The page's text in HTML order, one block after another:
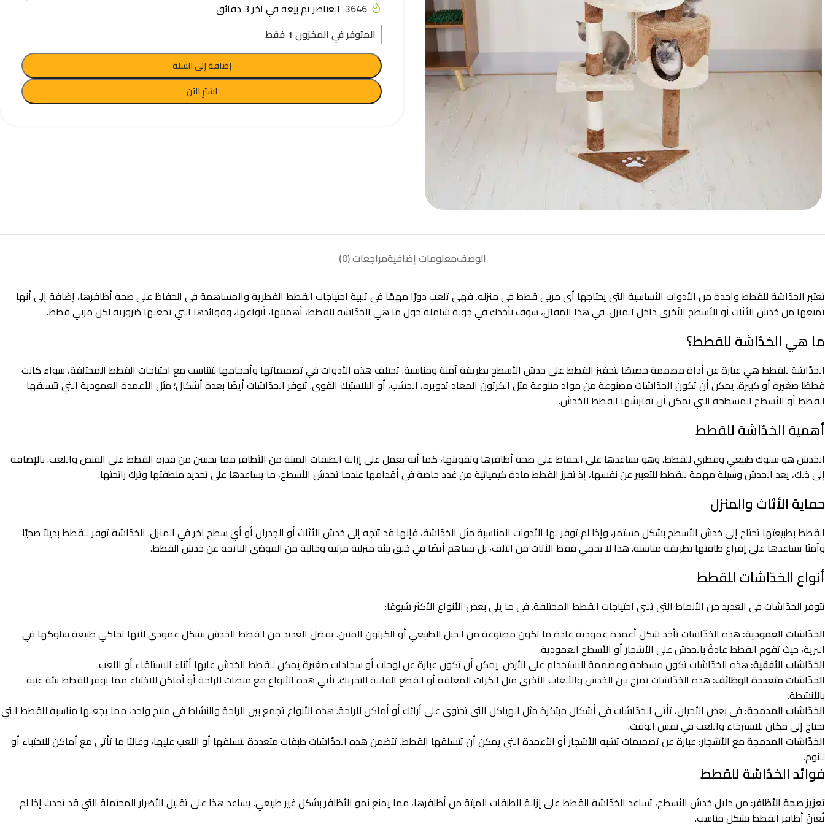
3646 العناصر تم بيعه في آخر 3 دقائق
المتوفر في المخزون 1 فقط
إضافة إلى السلة
اشترِ الآن
الوصفمعلومات إضافيةمراجعات (0)
تعتبر الخدّاشة للقطط واحدة من الأدوات الأساسية التي يحتاجها أي مربي قطط في منزله. فهي تلعب دورًا مهمًا في تلبية احتياجات القطط الفطرية والمساهمة في الحفاظ على صحة أظافرها، إضافة إلى أنها
تمنعها من خدش الأثاث أو الأسطح الأخرى داخل المنزل. في هذا المقال، سوف نأخذك في جولة شاملة حول ما هي الخدّاشة للقطط، أهميتها، أنواعها، وفوائدها التي تجعلها ضرورية لكل مربي قطط.
ما هي الخدّاشة للقطط؟
الخدّاشة للقطط هي عبارة عن أداة مصممة خصيصًا لتحفيز القطط على خدش الأسطح بطريقة آمنة ومناسبة. تختلف هذه الأدوات في تصميماتها وأحجامها لتتناسب مع احتياجات القطط المختلفة، سواء كانت
قططًا صغيرة أو كبيرة. يمكن أن تكون الخدّاشات مصنوعة من مواد متنوعة مثل الكرتون المعاد تدويره، الخشب، أو البلاستيك القوي. تتوفر الخدّاشات أيضًا بعدة أشكال؛ مثل الأعمدة العمودية التي تتسلقها
القطط أو الأسطح المسطحة التي يمكن أن تفترشها القطط للخدش.
أهمية الخدّاشة للقطط
الخدش هو سلوك طبيعي وفطري للقطط. وهو يساعدها على الحفاظ على صحة أظافرها وتقويتها، كما أنه يعمل على إزالة الطبقات الميتة من الأظافر مما يحسن من قدرة القطط على القنص واللعب. بالإضافة
إلى ذلك، يعد الخدش وسيلة مهمة للقطط للتعبير عن نفسها، إذ تفرز القطط مادة كيميائية من غدد خاصة في أقدامها عندما تخدش الأسطح، ما يساعدها على تحديد منطقتها وترك رائحتها.
حماية الأثاث والمنزل
القطط بطبيعتها تحتاج إلى خدش الأسطح بشكل مستمر، وإذا لم توفر لها الأدوات المناسبة مثل الخدّاشة، فإنها قد تتجه إلى خدش الأثاث أو الجدران أو أي سطح آخر في المنزل. الخدّاشة توفر للقطط بديلاً صحيًا
وآمنًا يساعدها على إفراغ طاقتها بطريقة مناسبة. هذا لا يحمي فقط الأثاث من التلف، بل يساهم أيضًا في خلق بيئة منزلية مرتبة وخالية من الفوضى الناتجة عن خدش القطط.
أنواع الخدّاشات للقطط
تتوفر الخدّاشات في العديد من الأنماط التي تلبي احتياجات القطط المختلفة. في ما يلي بعض الأنواع الأكثر شيوعًا:
الخدّاشات العمودية: هذه الخدّاشات تأخذ شكل أعمدة عمودية عادة ما تكون مصنوعة من الحبل الطبيعي أو الكرتون المتين. يفضل العديد من القطط الخدش بشكل عمودي لأنها تحاكي طبيعة سلوكها في
البرية، حيث تقوم القطط عادةً بالخدش على الأشجار أو الأسطح العمودية.
الخدّاشات الأفقية: هذه الخدّاشات تكون مسطحة ومصممة للاستخدام على الأرض. يمكن أن تكون عبارة عن لوحات أو سجادات صغيرة يمكن للقطط الخدش عليها أثناء الاستلقاء أو اللعب.
الخدّاشات متعددة الوظائف: هذه الخدّاشات تمزج بين الخدش والألعاب الأخرى مثل الكرات المعلقة أو القطع القابلة للتحريك. تأتي هذه الأنواع مع منصات للراحة أو أماكن للاختباء مما يوفر للقطط بيئة غنية
بالأنشطة.
الخدّاشات المدمجة: في بعض الأحيان، تأتي الخدّاشات في أشكال مبتكرة مثل الهياكل التي تحتوي على أرائك أو أماكن للراحة. هذه الأنواع تجمع بين الراحة والنشاط في منتج واحد، مما يجعلها مناسبة للقطط التي
تحتاج إلى مكان للاسترخاء واللعب في نفس الوقت.
الخدّاشات المدمجة مع الأشجار: عبارة عن تصميمات تشبه الأشجار أو الأعمدة التي يمكن أن تتسلقها القطط. تتضمن هذه الخدّاشات طبقات متعددة لتسلقها أو اللعب عليها، وغالبًا ما تأتي مع أماكن للاختباء أو
للنوم.
فوائد الخدّاشة للقطط
تعزيز صحة الأظافر: من خلال خدش الأسطح، تساعد الخدّاشة القطط على إزالة الطبقات الميتة من أظافرها، مما يمنع نمو الأظافر بشكل غير طبيعي. يساعد هذا على تقليل الأضرار المحتملة التي قد تحدث إذا لم
تُعتنَ أظافر القطط بشكل مناسب.